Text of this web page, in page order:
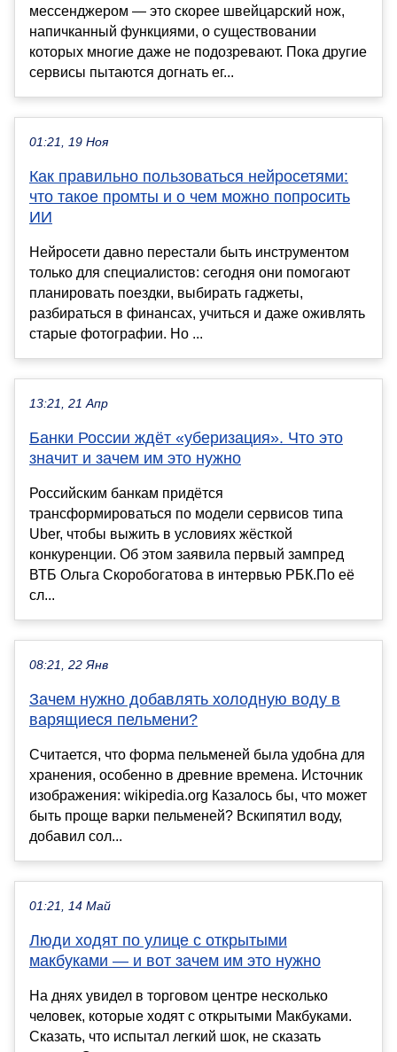
мессенджером — это скорее швейцарский нож,
напичканный функциями, о существовании
которых многие даже не подозревают. Пока другие
сервисы пытаются догнать ег...
01:21, 19 Ноя
Как правильно пользоваться нейросетями:
что такое промты и о чем можно попросить
ИИ
Нейросети давно перестали быть инструментом
только для специалистов: сегодня они помогают
планировать поездки, выбирать гаджеты,
разбираться в финансах, учиться и даже оживлять
старые фотографии. Но ...
13:21, 21 Апр
Банки России ждёт «уберизация». Что это
значит и зачем им это нужно
Российским банкам придётся
трансформироваться по модели сервисов типа
Uber, чтобы выжить в условиях жёсткой
конкуренции. Об этом заявила первый зампред
ВТБ Ольга Скоробогатова в интервью РБК.По её
сл...
08:21, 22 Янв
Зачем нужно добавлять холодную воду в
варящиеся пельмени?
Считается, что форма пельменей была удобна для
хранения, особенно в древние времена. Источник
изображения: wikipedia.org Казалось бы, что может
быть проще варки пельменей? Вскипятил воду,
добавил сол...
01:21, 14 Май
Люди ходят по улице с открытыми
макбуками — и вот зачем им это нужно
На днях увидел в торговом центре несколько
человек, которые ходят с открытыми Макбуками.
Сказать, что испытал легкий шок, не сказать